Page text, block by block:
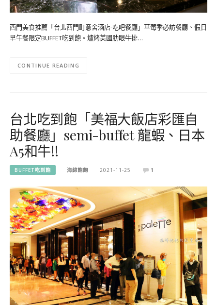
西門美食推薦「台北西門町意舍酒店-吃吧餐廳」草莓季必訪餐廳、假日
早午餐限定BUFFET吃到飽。爐烤美國肋眼牛排…
CONTINUE READING
台北吃到飽「美福大飯店彩匯自
助餐廳」semi-buffet 龍蝦、日本
A5和牛!!
BUFFET吃到飽 海綿飽飽 2021-11-25 1